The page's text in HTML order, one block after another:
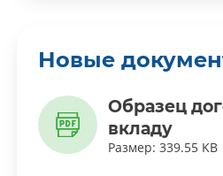
Новые
Образец
вкладу
Размер: 339.55 KB